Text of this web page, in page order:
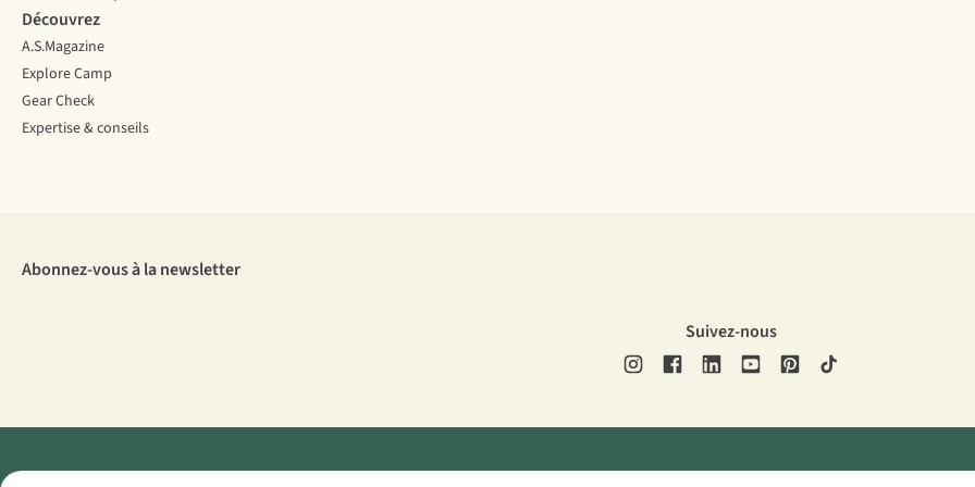
Découvrez
A.S.Magazine
Explore Camp
Gear Check
Expertise & conseils
Abonnez-vous à la newsletter
Suivez-nous